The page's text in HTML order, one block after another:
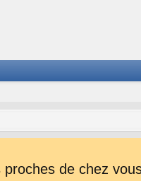
de chez